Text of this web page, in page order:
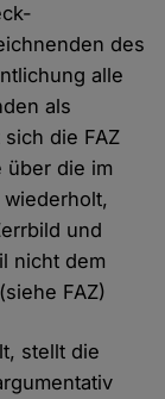
des
alle
als
die FAZ
über die im
und
nicht dem
FAZ)
stellt die